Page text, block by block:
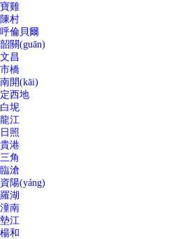
寶雞
陳村
呼倫貝爾
韶關(guān)
文昌
市橋
南開(kāi)
定西地
白坭
龍江
日照
貴港
三角
臨滄
資陽(yáng)
羅湖
潼南
墊江
楊和